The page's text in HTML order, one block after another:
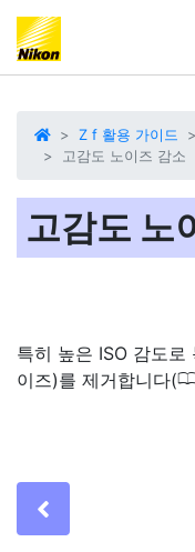
Z f 활용 가이드
고감도 노이즈 감소
고감도 노
특히 높은 ISO 감도로
이즈)를 제거합니다(